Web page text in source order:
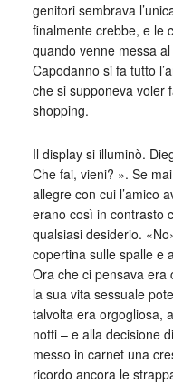
genitori sembrava
finalmente crebbe, e le
quando venne messa
Capodanno si fa tutto
che si supponeva voler
shopping.
Il display si illuminò.
Che fai, vieni? ». Se
allegre con cui l’amico
erano così in contrasto
qualsiasi desiderio.
copertina sulle spalle e
Ora che ci pensava era
la sua vita sessuale
talvolta era orgogliosa,
notti – e alla decisione
messo in carnet una
ricordo ancora le